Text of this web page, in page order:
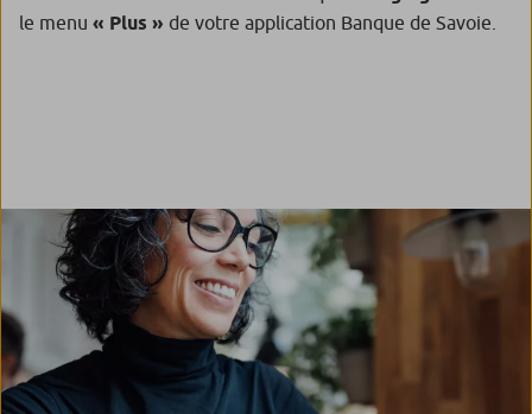
le menu « Plus » de votre application Banque de Savoie.